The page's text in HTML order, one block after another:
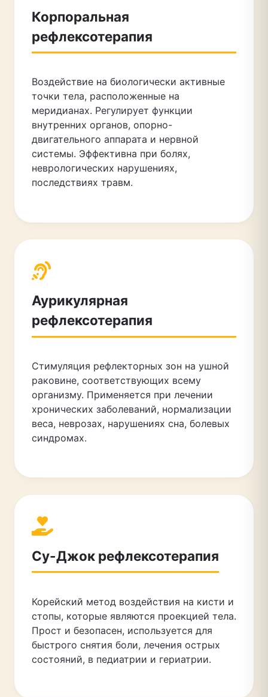
Корпоральная
рефлексотерапия
Воздействие на биологически активные
точки тела, расположенные на
меридианах. Регулирует функции
внутренних органов, опорно-
двигательного аппарата и нервной
системы. Эффективна при болях,
неврологических нарушениях,
последствиях травм.
Аурикулярная
рефлексотерапия
Стимуляция рефлекторных зон на ушной
раковине, соответствующих всему
организму. Применяется при лечении
хронических заболеваний, нормализации
веса, неврозах, нарушениях сна, болевых
синдромах.
Су-Джок рефлексотерапия
Корейский метод воздействия на кисти и
стопы, которые являются проекцией тела.
Прост и безопасен, используется для
быстрого снятия боли, лечения острых
состояний, в педиатрии и гериатрии.